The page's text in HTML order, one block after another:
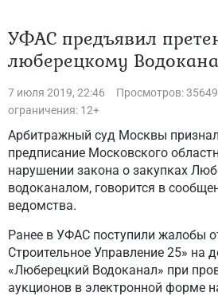
УФАС предъявил
люберецкому
7 июля 2019, 22:46
Просмотров:
ограничения: 12+
Арбитражный суд Москвы
предписание Московского
нарушении закона о закупках
водоканалом, говорится в
ведомства.
Ранее в УФАС поступили жалобы
Строительное Управление 25» на
«Люберецкий Водоканал» при
аукционов в электронной форме